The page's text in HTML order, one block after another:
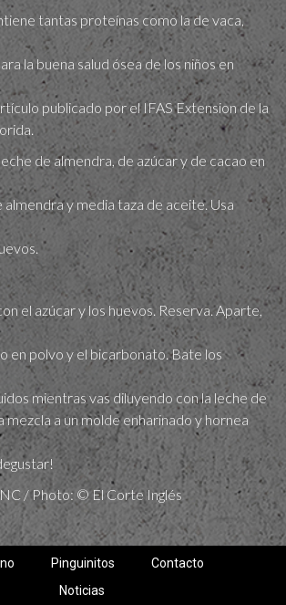
tantas proteínas como la de vaca,
la buena salud ósea de los niños en
publicado por el IFAS Extension de la
de almendra, de azúcar y de cacao en
almendra y media taza de aceite. Usa
el azúcar y los huevos. Reserva. Aparte,
en polvo y el bicarbonato. Bate los
mientras vas diluyendo con la leche de
mezcla a un molde enharinado y hornea
/ Photo: © El Corte Inglés
Pinguinitos
Contacto
Noticias